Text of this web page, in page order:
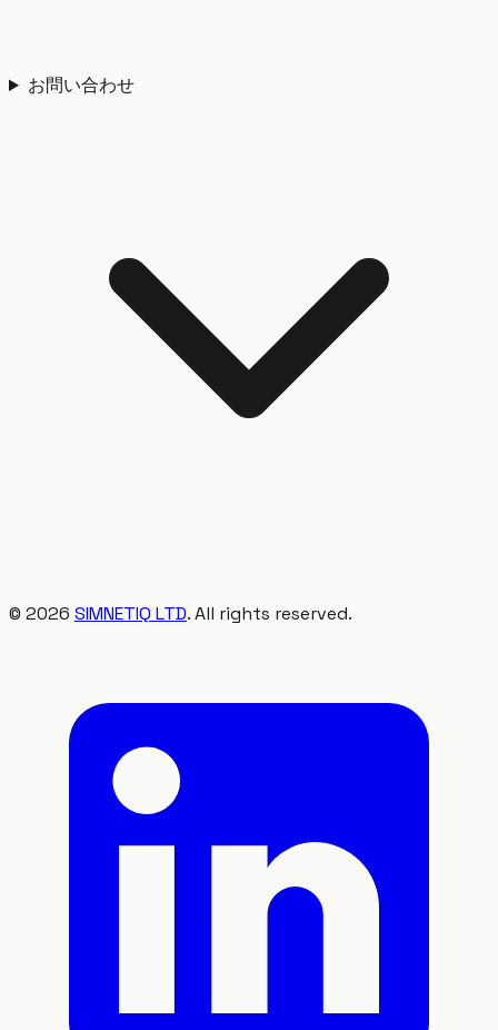
お問い合わせ
© 2026 SIMNETIQ LTD. All rights reserved.